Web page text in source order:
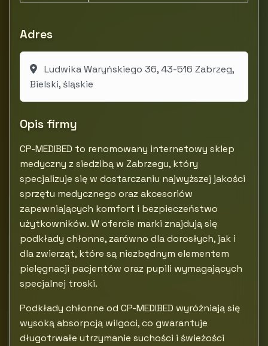
Adres
Ludwika Waryńskiego 36, 43-516 Zabrzeg,
Bielski, śląskie
Opis firmy
CP-MEDIBED to renomowany internetowy sklep
medyczny z siedzibą w Zabrzegu, który
specjalizuje się w dostarczaniu najwyższej jakości
sprzętu medycznego oraz akcesoriów
zapewniających komfort i bezpieczeństwo
użytkowników. W ofercie marki znajdują się
podkłady chłonne, zarówno dla dorosłych, jak i
dla zwierząt, które są niezbędnym elementem
pielęgnacji pacjentów oraz pupili wymagających
specjalnej troski.
Podkłady chłonne od CP-MEDIBED wyróżniają się
wysoką absorpcją wilgoci, co gwarantuje
długotrwałe utrzymanie suchości i świeżości